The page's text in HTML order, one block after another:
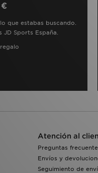
que estabas buscando.
Sports España.
Atención al
Preguntas
Envíos y
Seguimiento de